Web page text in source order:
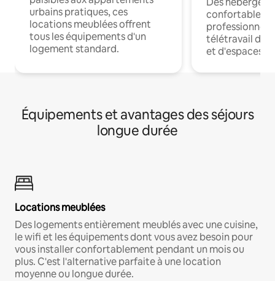
urbains pratiques, ces
locations meublées offrent
tous les équipements d'un
logement standard.
confortables
professionnels
télétravail
et d'espaces
Équipements et avantages des séjours
longue durée
Locations meublées
Des logements entièrement meublés avec une cuisine,
le wifi et les équipements dont vous avez besoin pour
vous installer confortablement pendant un mois ou
plus. C'est l'alternative parfaite à une location
moyenne ou longue durée.